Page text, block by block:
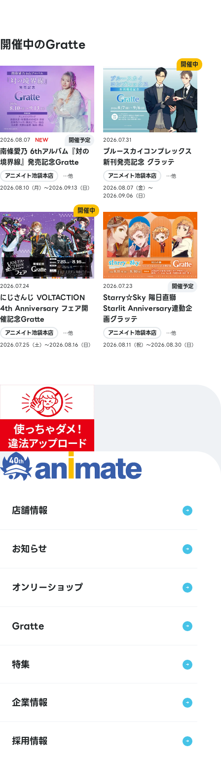
開催中のGratte
2026.08.07
南條愛乃 6thアルバム『対の
境界線』発売記念Gratte
アニメイト池袋本店
…他
2026.08.10（月）〜2026.09.13（日）
2026.07.31
ブルースカイコンプレックス
新刊発売記念 グラッテ
アニメイト池袋本店
…他
2026.08.07（金）〜
2026.09.06（日）
2026.07.24
にじさんじ VOLTACTION
4th Anniversary フェア開
催記念Gratte
アニメイト池袋本店
…他
2026.07.25（土）〜2026.08.16（日）
2026.07.23
Starry☆Sky 陽日直獅
Starlit Anniversary連動企
画グラッテ
アニメイト池袋本店
…他
2026.08.11（祝）〜2026.08.30（日）
店舗情報
お知らせ
オンリーショップ
Gratte
特集
企業情報
採用情報